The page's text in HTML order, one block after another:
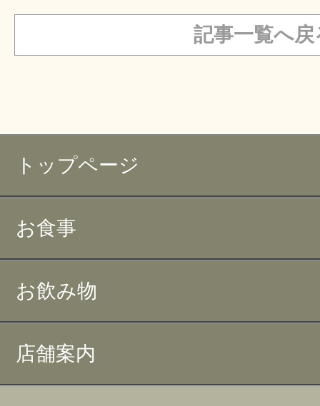
記事一覧へ戻
トップページ
お食事
お飲み物
店舗案内